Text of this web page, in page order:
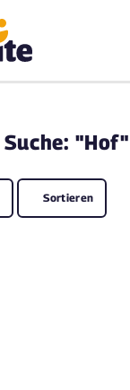
Suche: "Hof"
Sortieren